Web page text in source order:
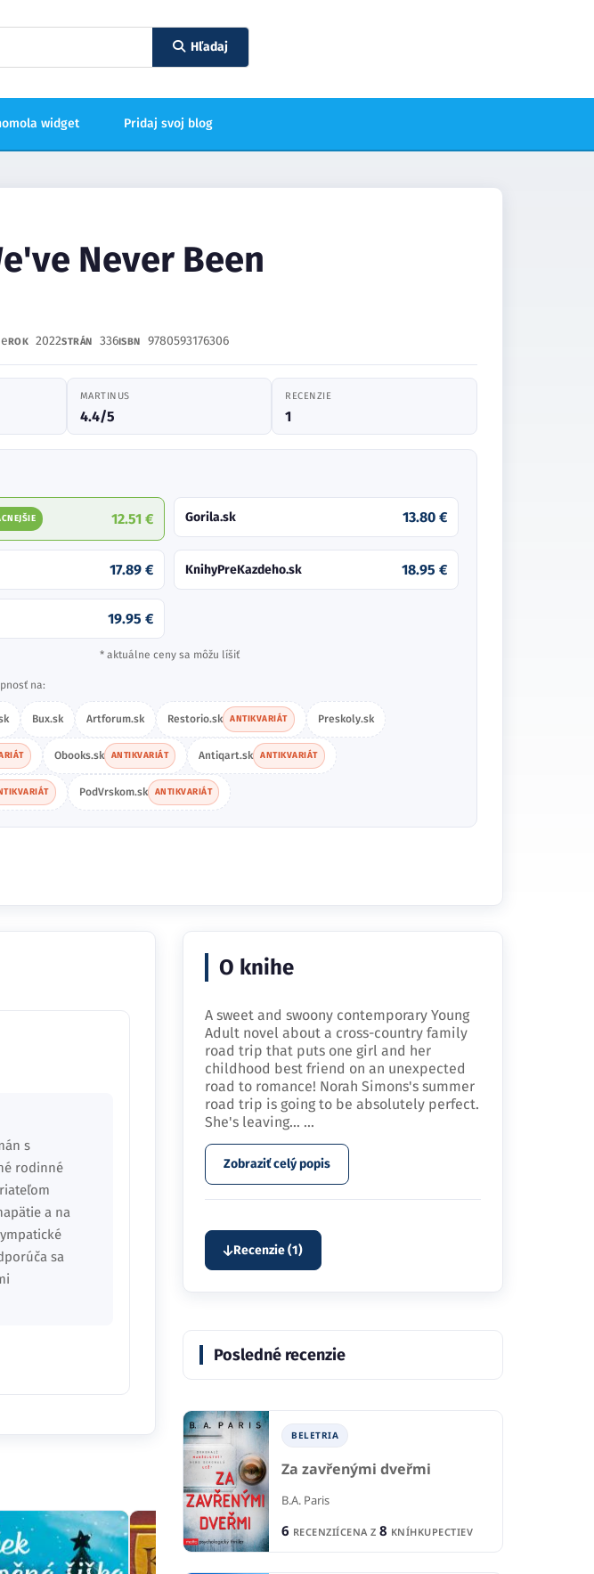
Hľadaj
widget Pridaj svoj blog
Never Been
ROK 2022STRÁN 336ISBN 9780593176306
MARTINUS
4.4/5
RECENZIE
1
12.51 € Gorila.sk 13.80 €
17.89 € KnihyPreKazdeho.sk 18.95 €
19.95 €
* aktuálne ceny sa môžu líšiť
na:
Bux.sk Artforum.sk Restorio.sk ANTIKVARIÁT Preskoly.sk
Obooks.sk ANTIKVARIÁT Antiqart.sk ANTIKVARIÁT
PodVrskom.sk ANTIKVARIÁT
s
rodinné
a na
sa
O knihe
A sweet and swoony contemporary Young
Adult novel about a cross-country family
road trip that puts one girl and her
childhood best friend on an unexpected
road to romance! Norah Simons's summer
road trip is going to be absolutely perfect.
She's leaving… ...
Zobraziť celý popis
Recenzie (1)
Posledné recenzie
BELETRIA
Za zavřenými dveřmi
B.A. Paris
6 RECENZIÍCENA Z 8 KNÍHKUPECTIEV